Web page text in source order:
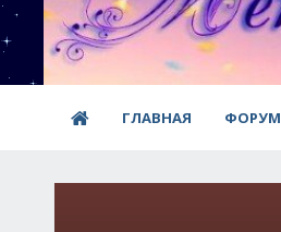
ГЛАВНАЯ ФОРУМ